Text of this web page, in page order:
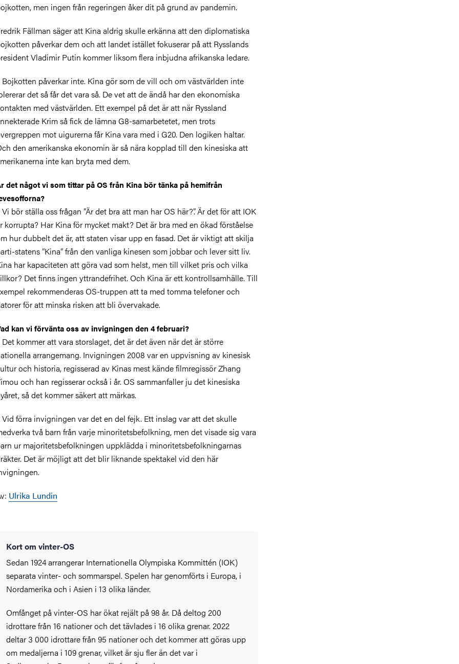
men ingen från regeringen åker dit på grund av pandemin.
Fällman säger att Kina aldrig skulle erkänna att den diplomatiska
påverkar dem och att landet istället fokuserar på att Rysslands
Vladimir Putin kommer liksom flera inbjudna afrikanska ledare.
Bojkotten påverkar inte. Kina gör som de vill och om västvärlden inte
det så får det vara så. De vet att de ändå har den ekonomiska
med västvärlden. Ett exempel på det är att när Ryssland
Krim så fick de lämna G8-samarbetetet, men trots
mot uigurerna får Kina vara med i G20. Den logiken haltar.
den amerikanska ekonomin är så nära kopplad till den kinesiska att
inte kan bryta med dem.
det något vi som tittar på OS från Kina bör tänka på hemifrån
Vi bör ställa oss frågan ”Är det bra att man har OS här?”. Är det för att IOK
korrupta? Har Kina för mycket makt? Det är bra med en ökad förståelse
hur dubbelt det är, att staten visar upp en fasad. Det är viktigt att skilja
statens ”Kina” från den vanliga kinesen som jobbar och lever sitt liv.
har kapaciteten att göra vad som helst, men till vilket pris och vilka
Det finns ingen yttrandefrihet. Och Kina är ett kontrollsamhälle. Till
rekommenderas OS-truppen att ta med tomma telefoner och
för att minska risken att bli övervakade.
kan vi förvänta oss av invigningen den 4 februari?
Det kommer att vara storslaget, det är det även när det är större
arrangemang. Invigningen 2008 var en uppvisning av kinesisk
och historia, regisserad av Kinas mest kände filmregissör Zhang
och han regisserar också i år. OS sammanfaller ju det kinesiska
så det kommer säkert att märkas.
Vid förra invigningen var det en del fejk. Ett inslag var att det skulle
två barn från varje minoritetsbefolkning, men det visade sig vara
ur majoritetsbefolkningen uppklädda i minoritetsbefolkningarnas
Det är möjligt att det blir liknande spektakel vid den här
Ulrika Lundin
Kort om vinter-OS
Sedan 1924 arrangerar Internationella Olympiska Kommittén (IOK)
separata vinter- och sommarspel. Spelen har genomförts i Europa, i
Nordamerika och i Asien i 13 olika länder.
Omfånget på vinter-OS har ökat rejält på 98 år. Då deltog 200
idrottare från 16 nationer och det tävlades i 16 olika grenar. 2022
deltar 3 000 idrottare från 95 nationer och det kommer att göras upp
om medaljerna i 109 grenar, vilket är sju fler än det var i